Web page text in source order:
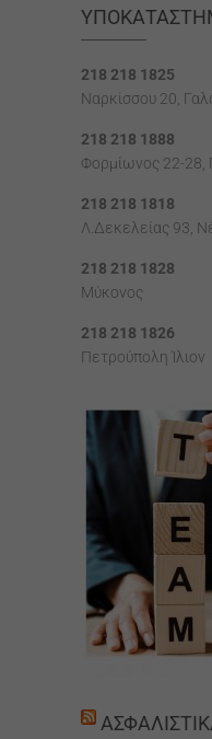
218 218 1825
Ναρκίσσου 20,
218 218 1888
Φορμίωνος 22-28,
218 218 1818
Λ.Δεκελείας 93,
218 218 1828
Μύκονος
218 218 1826
Πετρούπολη Ίλιον